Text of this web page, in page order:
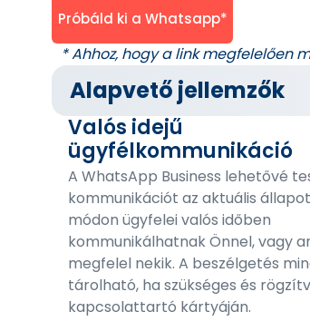
Próbáld ki a Whatsapp*
* Ahhoz, hogy a link megfelelően
Alapvető jellemzők
Valós idejű
ügyfélkommunikáció
A WhatsApp Business lehetővé
kommunikációt az aktuális
módon ügyfelei valós időben
kommunikálhatnak Önnel, vagy
megfelel nekik. A beszélgetés
tárolható, ha szükséges és
kapcsolattartó kártyáján.